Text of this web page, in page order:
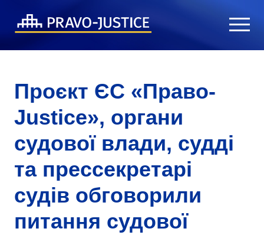
Проєкт ЄС «Право-
Justice», органи
судової влади, судді
та прессекретарі
судів обговорили
питання судової